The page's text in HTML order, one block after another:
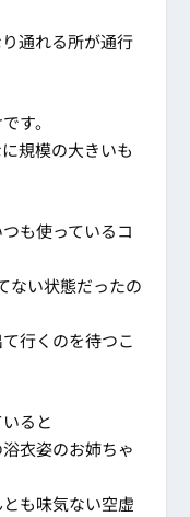
通れる所が通行
す。
規模の大きいも
も使っているコ
ない状態だったの
行くのを待つこ
ると
衣姿のお姉ちゃ
も味気ない空虚